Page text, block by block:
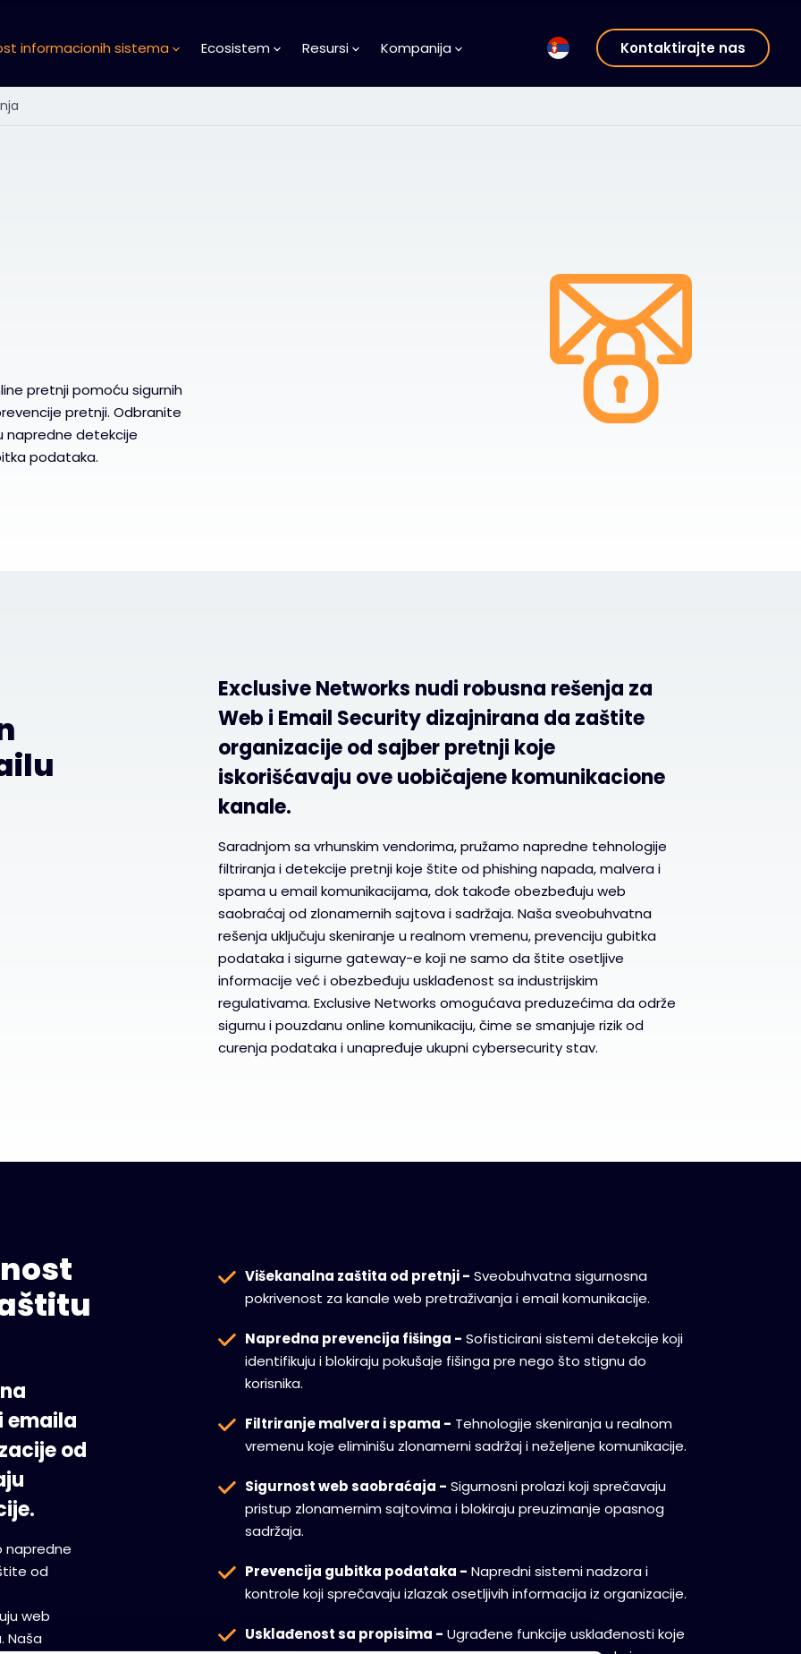
informacionih sistema Ecosistem Resursi Kompanija Kontaktirajte nas
pretnji pomoću sigurnih
pretnji. Odbranite
napredne detekcije
podataka.
Exclusive Networks nudi robusna rešenja za
Web i Email Security dizajnirana da zaštite
organizacije od sajber pretnji koje
iskorišćavaju ove uobičajene komunikacione
kanale.
Saradnjom sa vrhunskim vendorima, pružamo napredne tehnologije
filtriranja i detekcije pretnji koje štite od phishing napada, malvera i
spama u email komunikacijama, dok takođe obezbeđuju web
saobraćaj od zlonamernih sajtova i sadržaja. Naša sveobuhvatna
rešenja uključuju skeniranje u realnom vremenu, prevenciju gubitka
podataka i sigurne gateway-e koji ne samo da štite osetljive
informacije već i obezbeđuju usklađenost sa industrijskim
regulativama. Exclusive Networks omogućava preduzećima da održe
sigurnu i pouzdanu online komunikaciju, čime se smanjuje rizik od
curenja podataka i unapređuje ukupni cybersecurity stav.
emaila
od
napredne
od
web
Naša
Višekanalna zaštita od pretnji - Sveobuhvatna sigurnosna
pokrivenost za kanale web pretraživanja i email komunikacije.
Napredna prevencija fišinga - Sofisticirani sistemi detekcije koji
identifikuju i blokiraju pokušaje fišinga pre nego što stignu do
korisnika.
Filtriranje malvera i spama - Tehnologije skeniranja u realnom
vremenu koje eliminišu zlonamerni sadržaj i neželjene komunikacije.
Sigurnost web saobraćaja - Sigurnosni prolazi koji sprečavaju
pristup zlonamernim sajtovima i blokiraju preuzimanje opasnog
sadržaja.
Prevencija gubitka podataka - Napredni sistemi nadzora i
kontrole koji sprečavaju izlazak osetljivih informacija iz organizacije.
Usklađenost sa propisima - Ugrađene funkcije usklađenosti koje